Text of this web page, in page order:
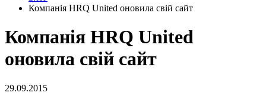
Компанія HRQ United оновила свій сайт
Компанія HRQ United
оновила свій сайт
29.09.2015